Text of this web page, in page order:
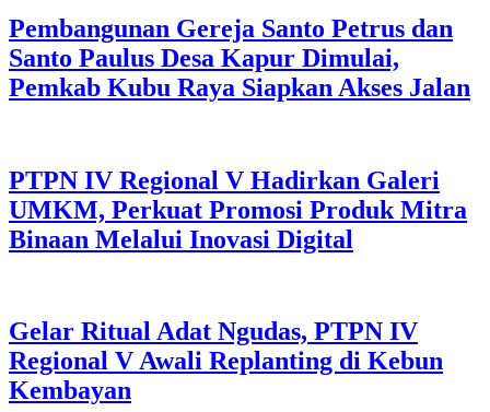
Pembangunan Gereja Santo Petrus dan
Santo Paulus Desa Kapur Dimulai,
Pemkab Kubu Raya Siapkan Akses Jalan
PTPN IV Regional V Hadirkan Galeri
UMKM, Perkuat Promosi Produk Mitra
Binaan Melalui Inovasi Digital
Gelar Ritual Adat Ngudas, PTPN IV
Regional V Awali Replanting di Kebun
Kembayan